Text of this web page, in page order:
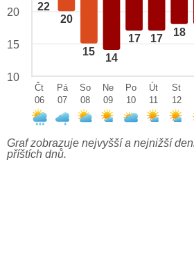
22
20
15
14
17 17
18
20
15
10
Čt
06
Pá
07
So
08
Ne
09
Po
10
Út
11
St
12
Graf zobrazuje nejvyšší a nejnižší
příštích dnů.